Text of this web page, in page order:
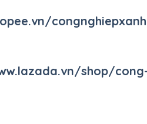
shop/